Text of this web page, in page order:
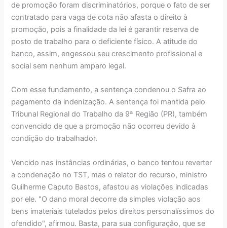
de promoção foram discriminatórios, porque o fato de ser
contratado para vaga de cota não afasta o direito à
promoção, pois a finalidade da lei é garantir reserva de
posto de trabalho para o deficiente físico. A atitude do
banco, assim, engessou seu crescimento profissional e
social sem nenhum amparo legal.
Com esse fundamento, a sentença condenou o Safra ao
pagamento da indenização. A sentença foi mantida pelo
Tribunal Regional do Trabalho da 9ª Região (PR), também
convencido de que a promoção não ocorreu devido à
condição do trabalhador.
Vencido nas instâncias ordinárias, o banco tentou reverter
a condenação no TST, mas o relator do recurso, ministro
Guilherme Caputo Bastos, afastou as violações indicadas
por ele. "O dano moral decorre da simples violação aos
bens imateriais tutelados pelos direitos personalíssimos do
ofendido", afirmou. Basta, para sua configuração, que se